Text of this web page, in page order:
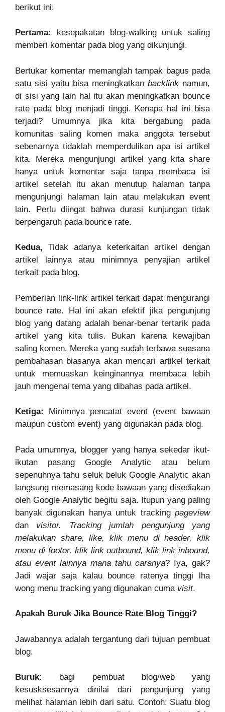
berikut ini:
Pertama: kesepakatan blog-walking untuk saling
memberi komentar pada blog yang dikunjungi.
Bertukar komentar memanglah tampak bagus pada
satu sisi yaitu bisa meningkatkan backlink namun,
di sisi yang lain hal itu akan meningkatkan bounce
rate pada blog menjadi tinggi. Kenapa hal ini bisa
terjadi? Umumnya jika kita bergabung pada
komunitas saling komen maka anggota tersebut
sebenarnya tidaklah memperdulikan apa isi artikel
kita. Mereka mengunjungi artikel yang kita share
hanya untuk komentar saja tanpa membaca isi
artikel setelah itu akan menutup halaman tanpa
mengunjungi halaman lain atau melakukan event
lain. Perlu diingat bahwa durasi kunjungan tidak
berpengaruh pada bounce rate.
Kedua,Tidak adanya keterkaitan artikel dengan
artikel lainnya atau minimnya penyajian artikel
terkait pada blog.
Pemberian link-link artikel terkait dapat mengurangi
bounce rate. Hal ini akan efektif jika pengunjung
blog yang datang adalah benar-benar tertarik pada
artikel yang kita tulis. Bukan karena kewajiban
saling komen. Mereka yang sudah terbawa suasana
pembahasan biasanya akan mencari artikel terkait
untuk memuaskan keinginannya membaca lebih
jauh mengenai tema yang dibahas pada artikel.
Ketiga: Minimnya pencatat event (event bawaan
maupun custom event) yang digunakan pada blog.
Pada umumnya, blogger yang hanya sekedar ikut-
ikutan pasang Google Analytic atau belum
sepenuhnya tahu seluk beluk Google Analytic akan
langsung memasang kode bawaan yang disediakan
oleh Google Analytic begitu saja. Itupun yang paling
banyak digunakan hanya untuk tracking pageview
dan visitor. Tracking jumlah pengunjung yang
melakukan share, like, klik menu di header, klik
menu di footer, klik link outbound, klik link inbound,
atau event lainnya mana tahu caranya? Iya, gak?
Jadi wajar saja kalau bounce ratenya tinggi lha
wong menu tracking yang digunakan cuma visit.
Apakah Buruk Jika Bounce Rate Blog Tinggi?
Jawabannya adalah tergantung dari tujuan pembuat
blog.
Buruk: bagi pembuat blog/web yang
kesusksesannya dinilai dari pengunjung yang
melihat halaman lebih dari satu. Contoh: Suatu blog